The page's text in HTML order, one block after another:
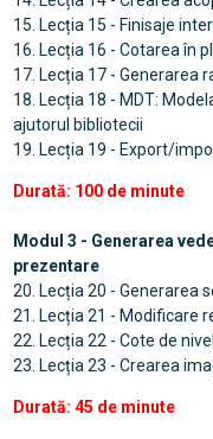
15. Lecția 15 - Finisaje
16. Lecția 16 - Cotarea în
17. Lecția 17 - Generarea
18. Lecția 18 - MDT:
ajutorul bibliotecii
19. Lecția 19 - Export/
Durată: 100 de minute
Modul 3 - Generarea
prezentare
20. Lecția 20 - Generarea
21. Lecția 21 - Modificare
22. Lecția 22 - Cote de nivel
23. Lecția 23 - Crearea
Durată: 45 de minute